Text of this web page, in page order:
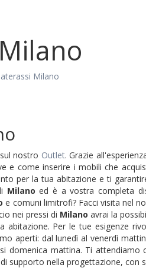
Milano
nostro Outlet. Grazie
e come inserire i mobili che
per la tua abitazione e ti
Milano ed è a vostra completa
e comuni limitrofi? Facci visita nel
nei pressi di Milano avrai la
abitazione. Per le tue esigenze
aperti: dal lunedì al venerdì
domenica mattina. Ti
supporto nella progettazione,